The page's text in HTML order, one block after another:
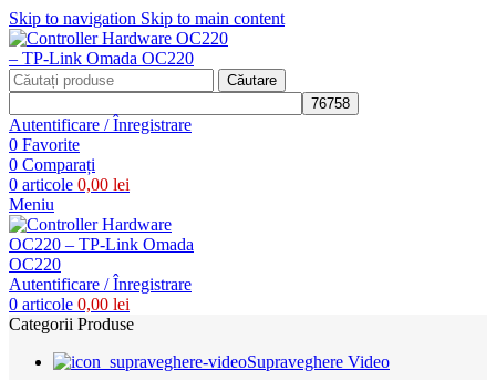
Skip to navigation Skip to main content
Căutare
Autentificare / Înregistrare
0 Favorite
0 Comparați
0 articole 0,00 lei
Meniu
Autentificare / Înregistrare
0 articole 0,00 lei
Categorii Produse
Supraveghere Video